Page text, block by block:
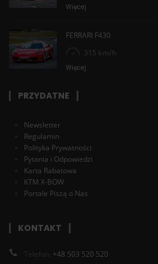
Więcej
FERRARI F430
315 km/h
Więcej
PRZYDATNE
Newsletter
Regulamin
Polityka Prywatności
Pytania i Odpowiedzi
Karta Rabatowa
KTM X-BOW
Portale Piszą o Nas
KONTAKT
Telefon: +48 503 520 520